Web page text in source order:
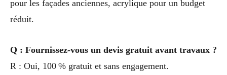
pour les façades anciennes, acrylique pour un budget
réduit.
Q : Fournissez-vous un devis gratuit avant travaux ?
R : Oui, 100 % gratuit et sans engagement.